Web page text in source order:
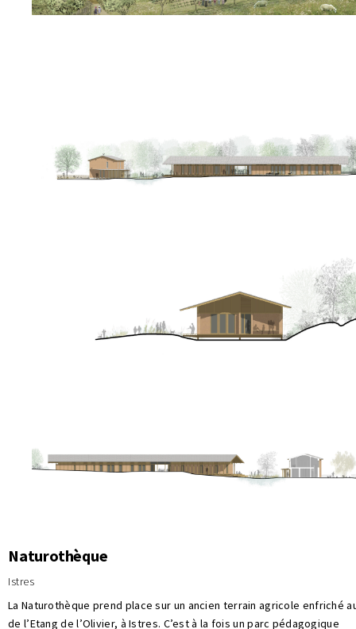
Naturothèque
Istres
La Naturothèque prend place sur un ancien terrain agricole enfriché
de l’Etang de l’Olivier, à Istres. C’est à la fois un parc pédagogique